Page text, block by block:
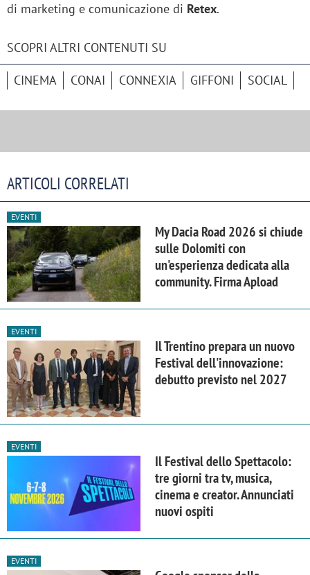
di marketing e comunicazione di Retex.
SCOPRI ALTRI CONTENUTI SU
CINEMA CONAI CONNEXIA GIFFONI SOCIAL
ARTICOLI CORRELATI
EVENTI
My Dacia Road 2026 si chiude
sulle Dolomiti con
un'esperienza dedicata alla
community. Firma Apload
EVENTI
Il Trentino prepara un nuovo
Festival dell'innovazione:
debutto previsto nel 2027
EVENTI
Il Festival dello Spettacolo:
tre giorni tra tv, musica,
cinema e creator. Annunciati
nuovi ospiti
EVENTI